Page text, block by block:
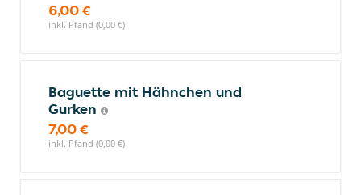
6,00 €
inkl. Pfand (0,00 €)
Baguette mit Hähnchen und
Gurken
7,00 €
inkl. Pfand (0,00 €)